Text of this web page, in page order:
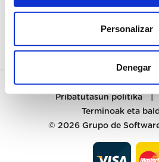
Personalizar
Denegar
Pribatutasun politika
Terminoak eta
© 2026 Grupo de